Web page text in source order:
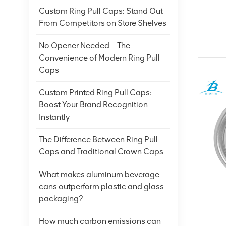
Custom Ring Pull Caps: Stand Out
From Competitors on Store Shelves
No Opener Needed – The
Convenience of Modern Ring Pull
Caps
Custom Printed Ring Pull Caps:
Boost Your Brand Recognition
Instantly
The Difference Between Ring Pull
Caps and Traditional Crown Caps
What makes aluminum beverage
cans outperform plastic and glass
packaging?
How much carbon emissions can